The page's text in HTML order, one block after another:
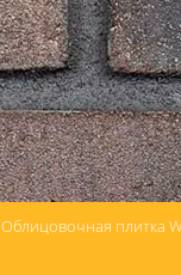
Облицовочная плитка